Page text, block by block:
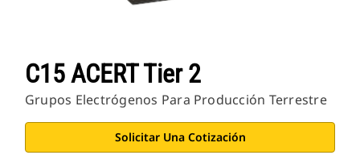
C15 ACERT Tier 2
Grupos Electrógenos Para Producción Terrestre
Solicitar Una Cotización